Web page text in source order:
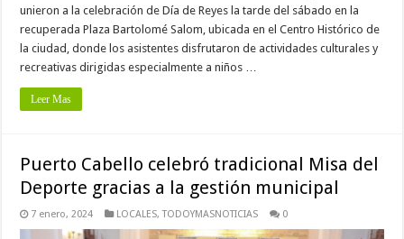
unieron a la celebración de Día de Reyes la tarde del sábado en la
recuperada Plaza Bartolomé Salom, ubicada en el Centro Histórico de
la ciudad, donde los asistentes disfrutaron de actividades culturales y
recreativas dirigidas especialmente a niños …
Leer Mas
Puerto Cabello celebró tradicional Misa del
Deporte gracias a la gestión municipal
7 enero, 2024 LOCALES,TODOYMASNOTICIAS 0